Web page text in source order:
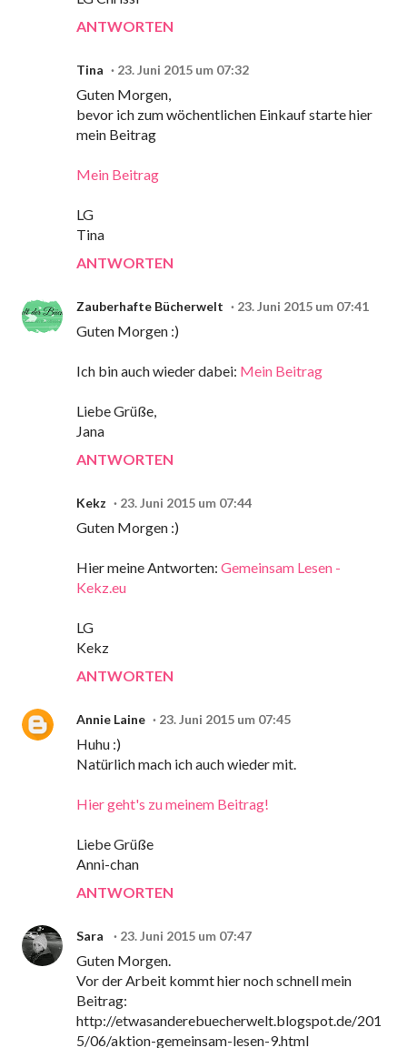
ANTWORTEN
Tina 23. Juni 2015 um 07:32
Guten Morgen,
bevor ich zum wöchentlichen Einkauf starte hier
mein Beitrag
Mein Beitrag
LG
Tina
ANTWORTEN
Zauberhafte Bücherwelt 23. Juni 2015 um 07:41
Guten Morgen :)
Ich bin auch wieder dabei: Mein Beitrag
Liebe Grüße,
Jana
ANTWORTEN
Kekz 23. Juni 2015 um 07:44
Guten Morgen :)
Hier meine Antworten: Gemeinsam Lesen -
Kekz.eu
LG
Kekz
ANTWORTEN
Annie Laine 23. Juni 2015 um 07:45
Huhu :)
Natürlich mach ich auch wieder mit.
Hier geht's zu meinem Beitrag!
Liebe Grüße
Anni-chan
ANTWORTEN
Sara 23. Juni 2015 um 07:47
Guten Morgen.
Vor der Arbeit kommt hier noch schnell mein
Beitrag:
http://etwasanderebuecherwelt.blogspot.de/201
5/06/aktion-gemeinsam-lesen-9.html